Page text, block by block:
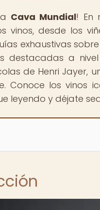
Cava Mundial! En
vinos, desde los
exhaustivas
destacadas a
de Henri Jayer,
Conoce los vinos
leyendo y déjate